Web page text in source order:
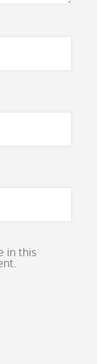
in this